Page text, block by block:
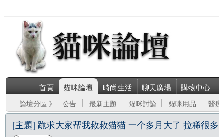
首頁 貓咪論壇 時尚生活 聊天廣場 購物中心
論壇分區 》 公告 最新主題 貓咪討論 貓咪用品 醫
[主題] 跪求大家帮我救救猫猫 一个多月大了 拉稀很